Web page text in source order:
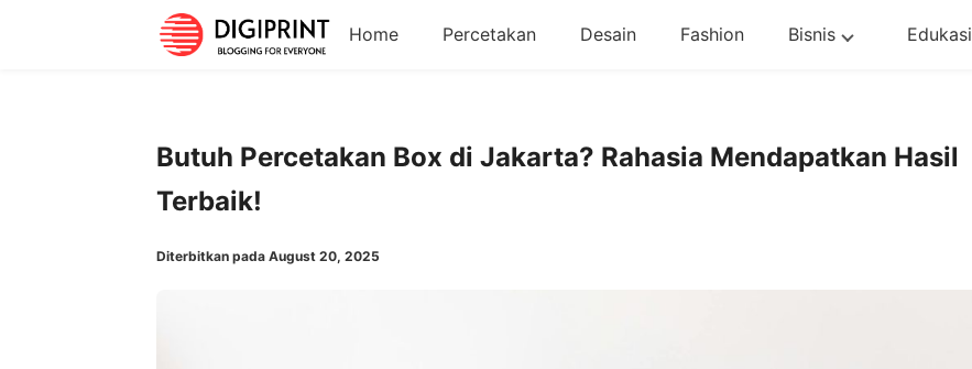
Home Percetakan Desain Fashion Bisnis Edukasi
Butuh Percetakan Box di Jakarta? Rahasia Mendapatkan Hasil
Terbaik!
Diterbitkan pada August 20, 2025